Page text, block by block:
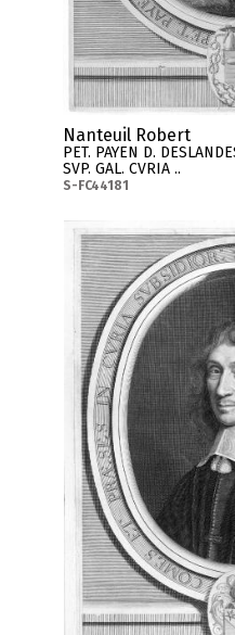
Nanteuil Robert
PET. PAYEN D.
SVP. GAL. CVRIA ..
S-FC44181